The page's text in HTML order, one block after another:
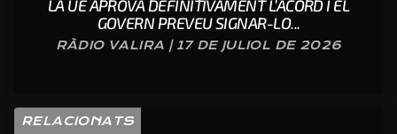
LA UE APROVA DEFINITIVAMENT L’ACORD I EL
GOVERN PREVEU SIGNAR-LO...
RÀDIO VALIRA | 17 DE JULIOL DE 2026
RELACIONATS